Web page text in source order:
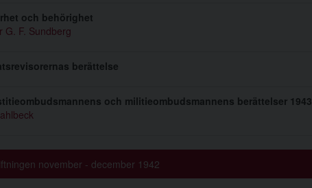
och behörighet
G. F. Sundberg
berättelse
och militieombudsmannens berättelser 1943
november - december 1942